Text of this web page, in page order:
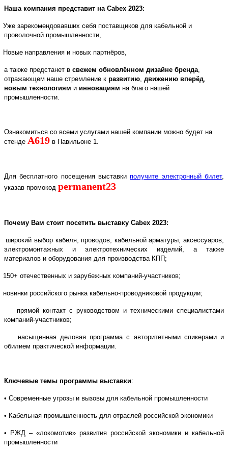
Наша компания представит на Cabex 2023:
Уже зарекомендовавших себя поставщиков для кабельной и
проволочной промышленности,
Новые направления и новых партнёров,
а также предстанет в свежем обновлённом дизайне бренда
отражающем наше стремление к развитию движению вперёд
новым технологиям и инновациям на благо нашей
промышленности.
Ознакомиться со всеми услугами нашей компании можно будет на
стенде A619 в Павильоне 1.
Для бесплатного посещения выставкиполучите электронный билет,
указав промокод permanent23
Почему Вам стоит посетить выставку Cabex 2023:
широкий выбор кабеля, проводов, кабельной арматуры, аксессуаров,
электромонтажных и электротехнических изделий, а также
материалов и оборудования для производства КПП;
150+ отечественных и зарубежных компаний-участников;
новинки российского рынка кабельно-проводниковой продукции;
прямой контакт с руководством и техническими специалистами
компаний-участников;
насыщенная деловая программа с авторитетными спикерами и
обилием практической информации.
Ключевые темы программы выставки:
• Современные угрозы и вызовы для кабельной промышленности
• Кабельная промышленность для отраслей российской экономики
• РЖД – «локомотив» развития российской экономики и кабельной
промышленности